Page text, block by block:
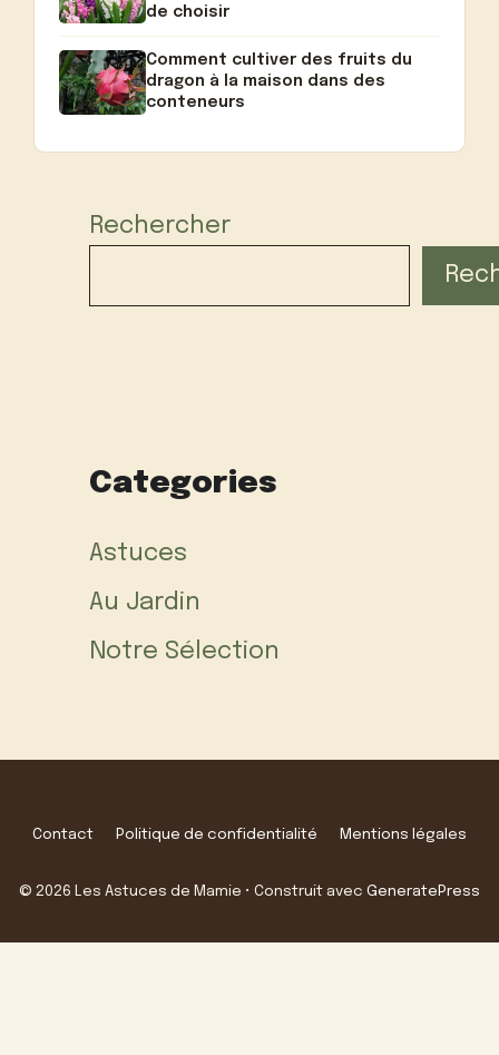
de choisir
Comment cultiver des fruits du
dragon à la maison dans des
conteneurs
Rechercher
Categories
Astuces
Au Jardin
Notre Sélection
Contact Politique de confidentialité Mentions légales
© 2026 Les Astuces de Mamie • Construit avec GeneratePress